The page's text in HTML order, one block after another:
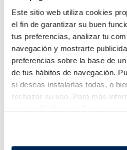
Este sitio web utiliza cookies
el fin de garantizar su buen
tus preferencias, analizar tu
navegación y mostrarte
preferencias sobre la base de
de tus hábitos de navegación.
si deseas instalarlas todas, o
rechazar su uso. Para más
COMBINABLE
Añadir
Combina-ho i fes un